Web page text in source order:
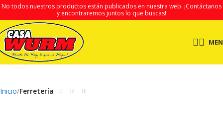
No todos nuestros productos están publicados en nuestra web. ¡Contáctanos
y encontraremos juntos lo que buscas!
Clic para ampliar
Inicio Ferretería